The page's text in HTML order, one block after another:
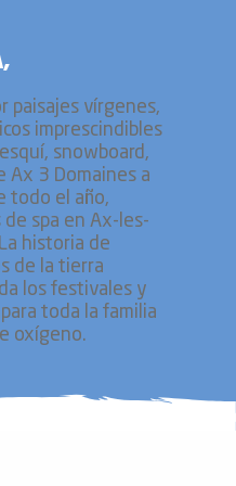
paisajes vírgenes,
imprescindibles
snowboard,
Ax 3 Domaines a
todo el año,
spa en Ax-les-
historia de
de la tierra
los festivales y
toda la familia
oxígeno.